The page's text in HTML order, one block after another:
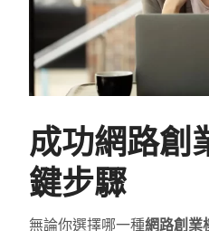
成功網路創
鍵步驟
無論你選擇哪一種網路創業